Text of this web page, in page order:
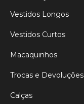
Vestidos Longos
Vestidos Curtos
Macaquinhos
Trocas e Devoluções
Calças